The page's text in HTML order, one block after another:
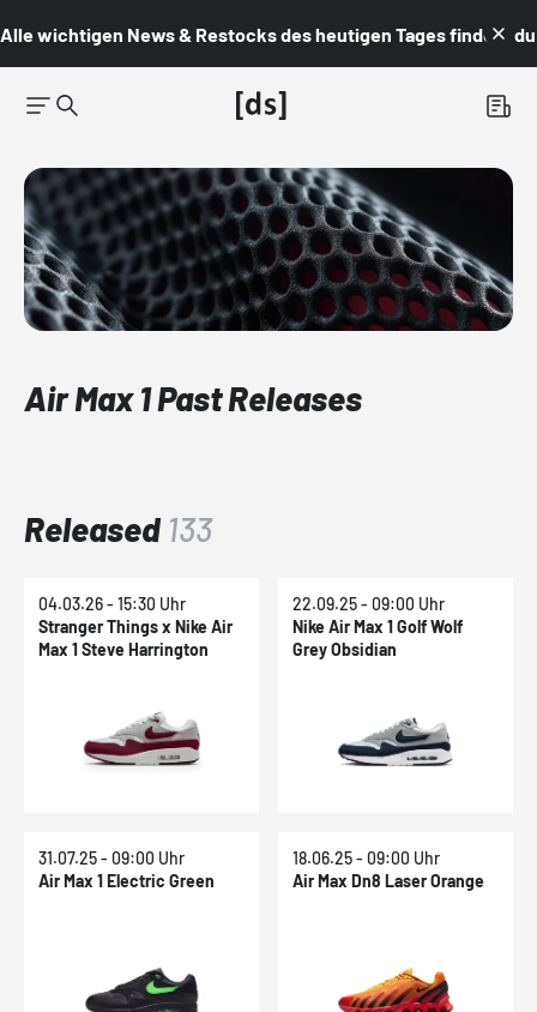
Alle wichtigen News & Restocks des heutigen Tages findest du
Air Max 1 Past Releases
Released 133
04.03.26 - 15:30 Uhr
Stranger Things x Nike Air
Max 1 Steve Harrington
22.09.25 - 09:00 Uhr
Nike Air Max 1 Golf Wolf
Grey Obsidian
31.07.25 - 09:00 Uhr
Air Max 1 Electric Green
18.06.25 - 09:00 Uhr
Air Max Dn8 Laser Orange